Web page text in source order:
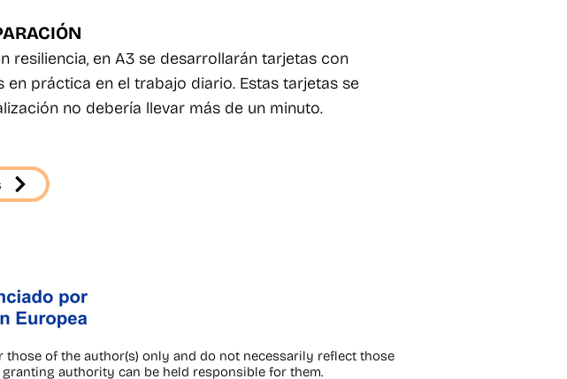
en A3 se desarrollarán tarjetas con
práctica en el trabajo diario. Estas tarjetas se
no debería llevar más de un minuto.
of the author(s) only and do not necessarily reflect those
authority can be held responsible for them.